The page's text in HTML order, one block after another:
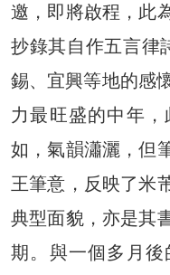
邀，即將啟程，此
抄錄其自作五言律
錫、宜興等地的感
力最旺盛的中年
如，氣韻瀟灑，但
王筆意，反映了米
典型面貌，亦是其
期。與一個多月